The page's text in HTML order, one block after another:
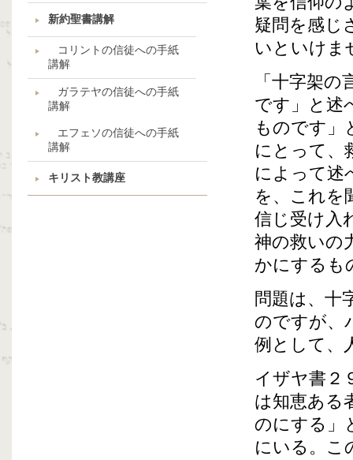
新約聖書講解
コリントの信徒への手紙
講解
ガラテヤの信徒への手紙
講解
エフェソの信徒への手紙
講解
キリスト教講座
疑問を感じ
いといけま
「十字架
です」と述
ものです」
にとって、
によって述
を、これを
信じ受け入
神の救いの
かにするも
問題は、十
のですが、
例として、
イザヤ書２
は知恵ある
のにする」
にいる。こ